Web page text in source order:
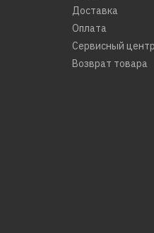
Доставка
Оплата
Сервисный центр
Возврат товара